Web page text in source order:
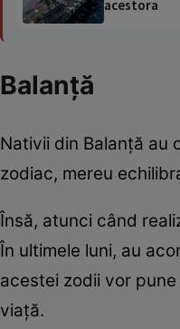
acestora
Balanță
Nativii din Balanță au
zodiac, mereu
Însă, atunci când
În ultimele luni, au
acestei zodii vor
viață.